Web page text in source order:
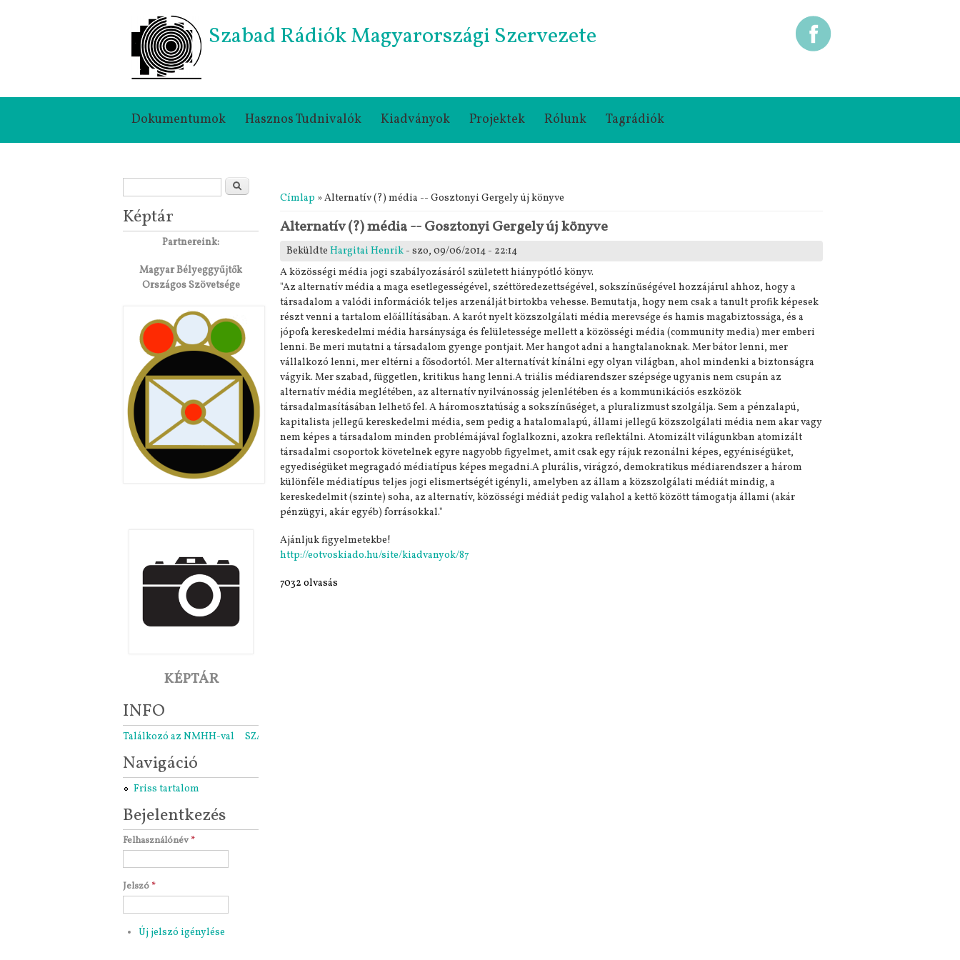
Szabad Rádiók Magyarországi Szervezete
Dokumentumok Hasznos Tudnivalók Kiadványok Projektek Rólunk Tagrádiók
Jelenlegi hely
Címlap » Alternatív (?) média -- Gosztonyi Gergely új könyve
Alternatív (?) média -- Gosztonyi Gergely új könyve
Beküldte Hargitai Henrik - szo, 09/06/2014 - 22:14
A közösségi média jogi szabályozásáról született hiánypótló könyv.
"Az alternatív média a maga esetlegességével, széttöredezettségével, sokszínűségével hozzájárul ahhoz, hogy a
társadalom a valódi információk teljes arzenálját birtokba vehesse. Bemutatja, hogy nem csak a tanult profik képesek
részt venni a tartalom előállításában. A karót nyelt közszolgálati média merevsége és hamis magabiztossága, és a
jópofa kereskedelmi média harsánysága és felületessége mellett a közösségi média (community media) mer emberi
lenni. Be meri mutatni a társadalom gyenge pontjait. Mer hangot adni a hangtalanoknak. Mer bátor lenni, mer
vállalkozó lenni, mer eltérni a fősodortól. Mer alternatívát kínálni egy olyan világban, ahol mindenki a biztonságra
vágyik. Mer szabad, független, kritikus hang lenni.A triális médiarendszer szépsége ugyanis nem csupán az
alternatív média meglétében, az alternatív nyilvánosság jelenlétében és a kommunikációs eszközök
társadalmasításában lelhető fel. A háromosztatúság a sokszínűséget, a pluralizmust szolgálja. Sem a pénzalapú,
kapitalista jellegű kereskedelmi média, sem pedig a hatalomalapú, állami jellegű közszolgálati média nem akar vagy
nem képes a társadalom minden problémájával foglalkozni, azokra reflektálni. Atomizált világunkban atomizált
társadalmi csoportok követelnek egyre nagyobb figyelmet, amit csak egy rájuk rezonálni képes, egyéniségüket,
egyediségüket megragadó médiatípus képes megadni.A plurális, virágzó, demokratikus médiarendszer a három
különféle médiatípus teljes jogi elismertségét igényli, amelyben az állam a közszolgálati médiát mindig, a
kereskedelmit (szinte) soha, az alternatív, közösségi médiát pedig valahol a kettő között támogatja állami (akár
pénzügyi, akár egyéb) forrásokkal."
Ajánljuk figyelmetekbe!
http://eotvoskiado.hu/site/kiadvanyok/87
7032 olvasás
Képtár
Partnereink:
Magyar Bélyeggyűjtők
Országos Szövetsége
KÉPTÁR
INFO
Találkozó az NMHH-val SZARÁMA közgyűlés 2021.11.05.
Navigáció
Friss tartalom
Bejelentkezés
Felhasználónév *
Jelszó *
Új jelszó igénylése